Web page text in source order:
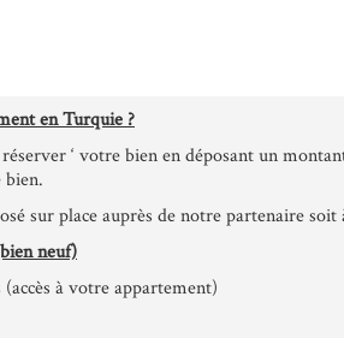
en Turquie ?
‘ votre bien en déposant un
bien.
sur place auprès de notre partenaire
neuf)
à votre appartement)